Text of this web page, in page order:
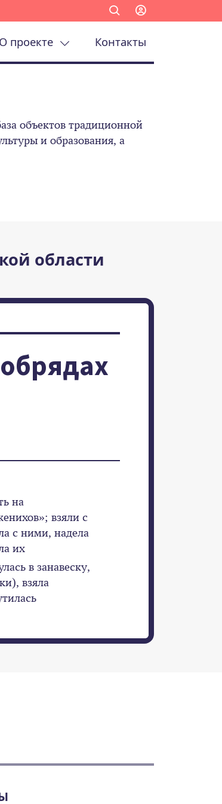
О проекте Контакты
объектов традиционной
и образования, а
области
на
взяли с
с ними, надела
их
в занавеску,
взяла